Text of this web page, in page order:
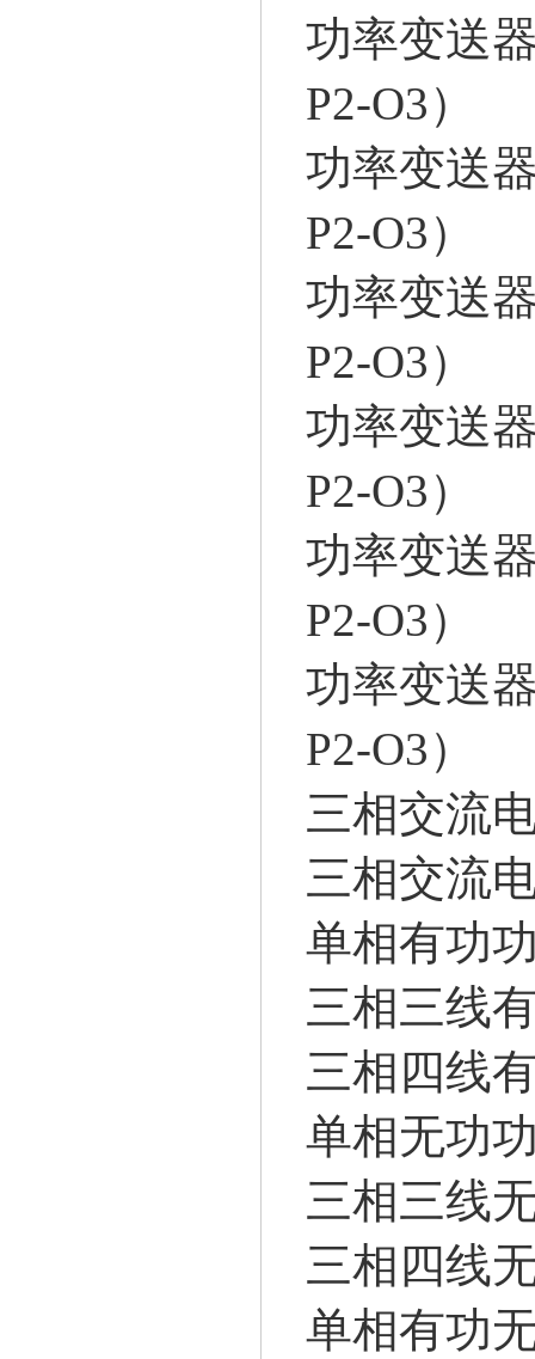
功率变送
P2-O3）
功率变送
P2-O3）
功率变送
P2-O3）
功率变送
P2-O3）
功率变送
P2-O3）
功率变送
P2-O3）
三相交流
三相交流
单相有功
三相三线
三相四线
单相无功
三相三线
三相四线
单相有功